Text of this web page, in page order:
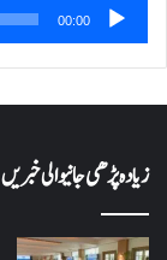
00:00
زیادہ پڑھی جانیوالی خبریں